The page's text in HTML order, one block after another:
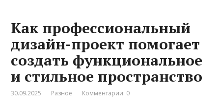
Как профессиональный
дизайн-проект помогает
создать функциональное
и стильное пространство
30.09.2025 Разное Комментарии: 0